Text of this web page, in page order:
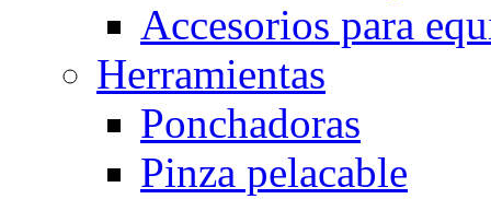
Accesorios para
Herramientas
Ponchadoras
Pinza pelacable